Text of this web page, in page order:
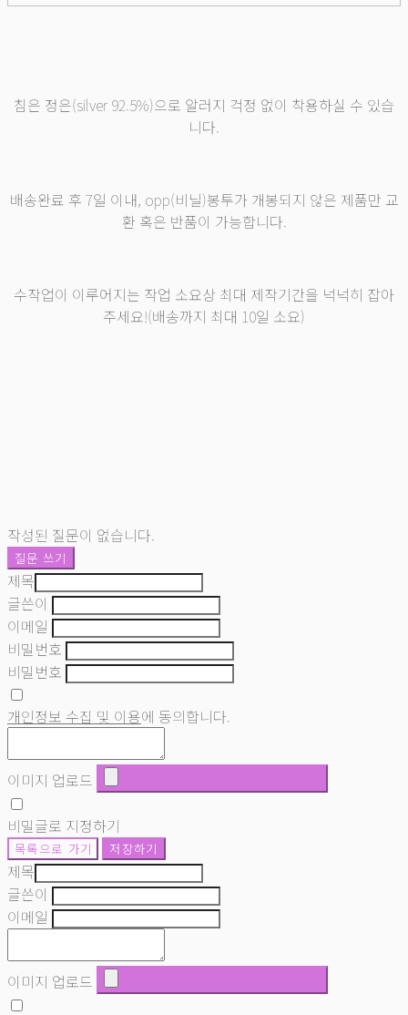
침은 정은(silver 92.5%)으로 알러지 걱정 없이 착용하실 수 있습
니다.
배송완료 후 7일 이내, opp(비닐)봉투가 개봉되지 않은 제품만 교
환 혹은 반품이 가능합니다.
수작업이 이루어지는 작업 소요상 최대 제작기간을 넉넉히 잡아
주세요!(배송까지 최대 10일 소요)
작성된 질문이 없습니다.
질문 쓰기
제목
글쓴이
이메일
비밀번호
비밀번호
개인정보 수집 및 이용에 동의합니다.
이미지 업로드
비밀글로 지정하기
목록으로 가기 저장하기
제목
글쓴이
이메일
이미지 업로드